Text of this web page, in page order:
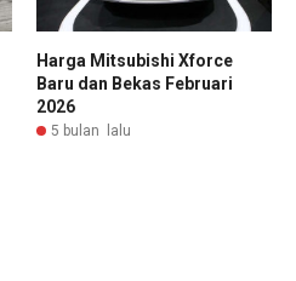
Harga Mitsubishi Xforce
Baru dan Bekas Februari
2026
5 bulan lalu